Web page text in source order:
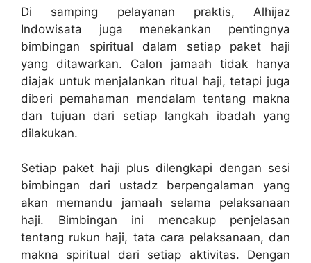
Di samping pelayanan praktis, Alhijaz
Indowisata juga menekankan pentingnya
bimbingan spiritual dalam setiap paket haji
yang ditawarkan. Calon jamaah tidak hanya
diajak untuk menjalankan ritual haji, tetapi juga
diberi pemahaman mendalam tentang makna
dan tujuan dari setiap langkah ibadah yang
dilakukan.
Setiap paket haji plus dilengkapi dengan sesi
bimbingan dari ustadz berpengalaman yang
akan memandu jamaah selama pelaksanaan
haji. Bimbingan ini mencakup penjelasan
tentang rukun haji, tata cara pelaksanaan, dan
makna spiritual dari setiap aktivitas. Dengan